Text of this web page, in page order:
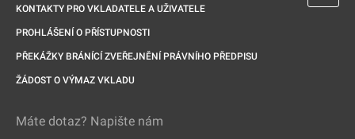
KONTAKTY PRO VKLADATELE A UŽIVATELE
PROHLÁŠENÍ O PŘÍSTUPNOSTI
PŘEKÁŽKY BRÁNÍCÍ ZVEŘEJNĚNÍ PRÁVNÍHO PŘEDPISU
ŽÁDOST O VÝMAZ VKLADU
Máte dotaz? Napište nám